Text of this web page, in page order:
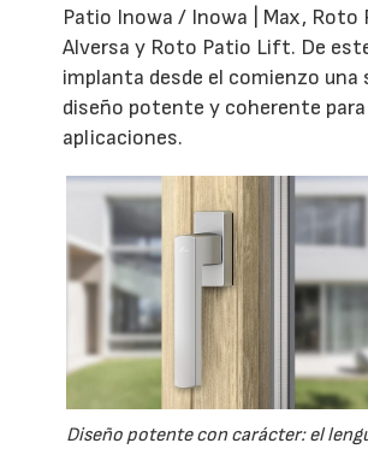
Patio Inowa / Inowa | Max, Roto
Alversa y Roto Patio Lift. De
implanta desde el comienzo una
diseño potente y coherente
aplicaciones.
Diseño potente con carácter: el